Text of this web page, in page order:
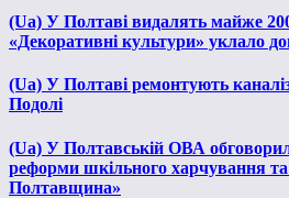
(Ua) У Полтаві видалять майже
«Декоративні культури» уклало
(Ua) У Полтаві ремонтують
Подолі
(Ua) У Полтавській ОВА
реформи шкільного харчування
Полтавщина»